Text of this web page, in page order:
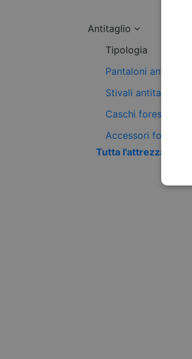
Antitaglio
Tipologia
Pantaloni antitaglio
Stivali antitaglio
Caschi forestali
Accessori forestali
Tutta l'attrezzatura